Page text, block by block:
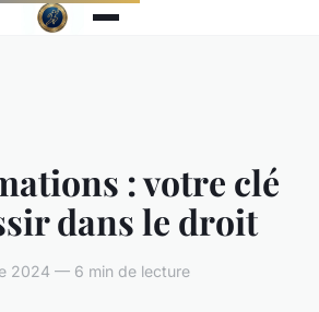
: votre clé
dans le droit
2024 — 6 min de lecture